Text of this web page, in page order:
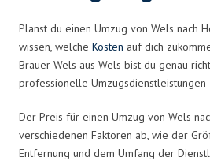
Planst du einen Umzug von Wels nach
wissen, welche Kosten auf dich
Brauer Wels aus Wels bist du genau
professionelle Umzugsdienstleistungen
Der Preis für einen Umzug von Wels
verschiedenen Faktoren ab, wie der
Entfernung und dem Umfang der